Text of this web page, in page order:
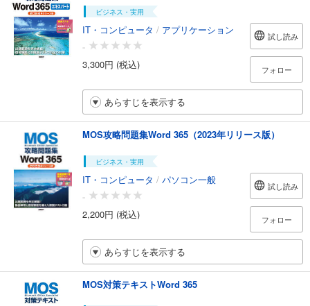
ビジネス・実用
IT・コンピュータ / アプリケーション
-
3,300円 (税込)
試し読み
フォロー
あらすじを表示する
MOS攻略問題集Word 365（2023年リリース版）
ビジネス・実用
IT・コンピュータ / パソコン一般
-
2,200円 (税込)
試し読み
フォロー
あらすじを表示する
MOS対策テキストWord 365